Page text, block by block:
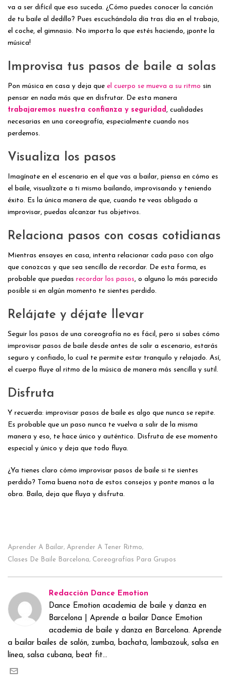
va a ser difícil que eso suceda. ¿Cómo puedes conocer la canción
de tu baile al dedillo? Pues escuchándola día tras día en el trabajo,
el coche, el gimnasio. No importa lo que estés haciendo, ¡ponte la
música!
Improvisa tus pasos de baile a solas
Pon música en casa y deja que el cuerpo se mueva a su ritmo sin
pensar en nada más que en disfrutar. De esta manera
trabajaremos nuestra confianza y seguridad , cualidades
necesarias en una coreografía, especialmente cuando nos
perdemos.
Visualiza los pasos
Imagínate en el escenario en el que vas a bailar, piensa en cómo es
el baile, visualízate a ti mismo bailando, improvisando y teniendo
éxito. Es la única manera de que, cuando te veas obligado a
improvisar, puedas alcanzar tus objetivos.
Relaciona pasos con cosas cotidianas
Mientras ensayes en casa, intenta relacionar cada paso con algo
que conozcas y que sea sencillo de recordar. De esta forma, es
probable que puedas recordar los pasos, o alguno lo más parecido
posible si en algún momento te sientes perdido.
Relájate y déjate llevar
Seguir los pasos de una coreografía no es fácil, pero si sabes cómo
improvisar pasos de baile desde antes de salir a escenario, estarás
seguro y confiado, lo cual te permite estar tranquilo y relajado. Así,
el cuerpo fluye al ritmo de la música de manera más sencilla y sutil.
Disfruta
Y recuerda: improvisar pasos de baile es algo que nunca se repite.
Es probable que un paso nunca te vuelva a salir de la misma
manera y eso, te hace único y auténtico. Disfruta de ese momento
especial y único y deja que todo fluya.
¿Ya tienes claro cómo improvisar pasos de baile si te sientes
perdido? Toma buena nota de estos consejos y ponte manos a la
obra. Baila, deja que fluya y disfruta.
Aprender A Bailar, Aprender A Tener Ritmo,
Clases De Baile Barcelona, Coreografías Para Grupos
Redacción Dance Emotion
Dance Emotion academia de baile y danza en
Barcelona | Aprende a bailar Dance Emotion
academia de baile y danza en Barcelona. Aprende
a bailar bailes de salón, zumba, bachata, lambazouk, salsa en
línea, salsa cubana, beat fit...